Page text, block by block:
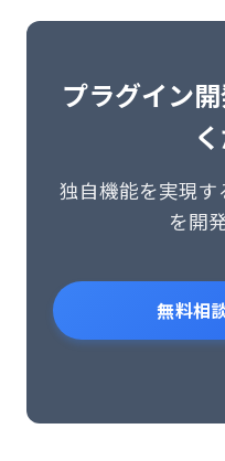
プラグイン
独自機能を実現
を開
無料相